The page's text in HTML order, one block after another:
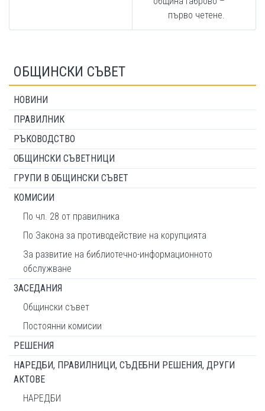
първо четене.
ОБЩИНСКИ СЪВЕТ
НОВИНИ
ПРАВИЛНИК
РЪКОВОДСТВО
ОБЩИНСКИ СЪВЕТНИЦИ
ГРУПИ В ОБЩИНСКИ СЪВЕТ
КОМИСИИ
По чл. 28 от правилника
По Закона за противодействие на корупцията
За развитие на библиотечно-информационното
обслужване
ЗАСЕДАНИЯ
Общински съвет
Постоянни комисии
РЕШЕНИЯ
НАРЕДБИ, ПРАВИЛНИЦИ, СЪДЕБНИ РЕШЕНИЯ, ДРУГИ
АКТОВЕ
НАРЕДБИ